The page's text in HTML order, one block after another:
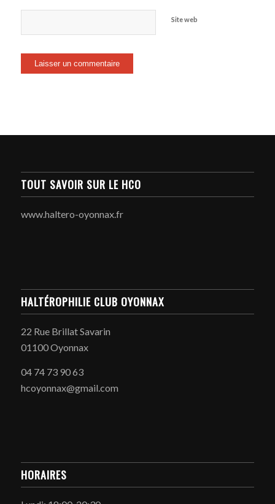
Site web
TOUT SAVOIR SUR LE HCO
www.haltero-oyonnax.fr
HALTÉROPHILIE CLUB OYONNAX
22 Rue Brillat Savarin
01100 Oyonnax
04 74 73 90 63
hcoyonnax@gmail.com
HORAIRES